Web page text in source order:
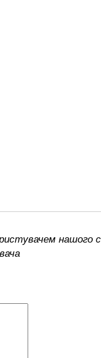
нашого